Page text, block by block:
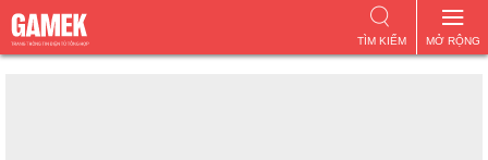
MỞ RỘNG
TÌM KIẾM